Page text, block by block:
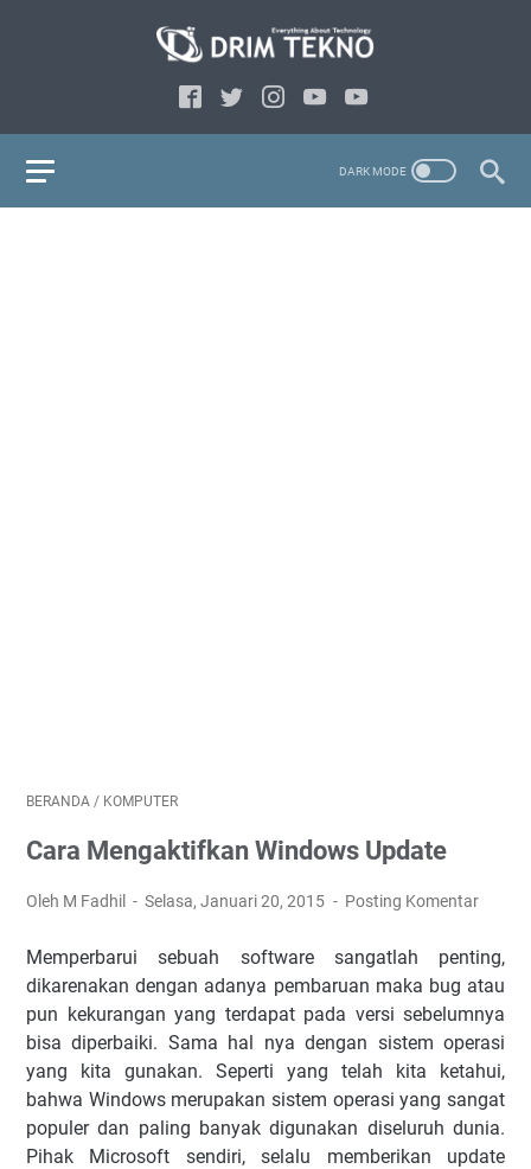
BERANDA / KOMPUTER
Cara Mengaktifkan Windows Update
Oleh M Fadhil Selasa, Januari 20, 2015 Posting Komentar
Memperbarui sebuah software sangatlah penting,
dikarenakan dengan adanya pembaruan maka bug atau
pun kekurangan yang terdapat pada versi sebelumnya
bisa diperbaiki. Sama hal nya dengan sistem operasi
yang kita gunakan. Seperti yang telah kita ketahui,
bahwa Windows merupakan sistem operasi yang sangat
populer dan paling banyak digunakan diseluruh dunia.
Pihak Microsoft sendiri, selalu memberikan update